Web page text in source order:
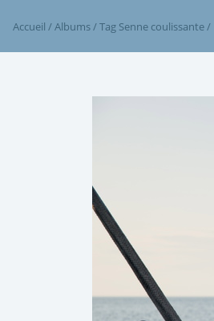
Accueil /Albums/Tag Senne coulissante/